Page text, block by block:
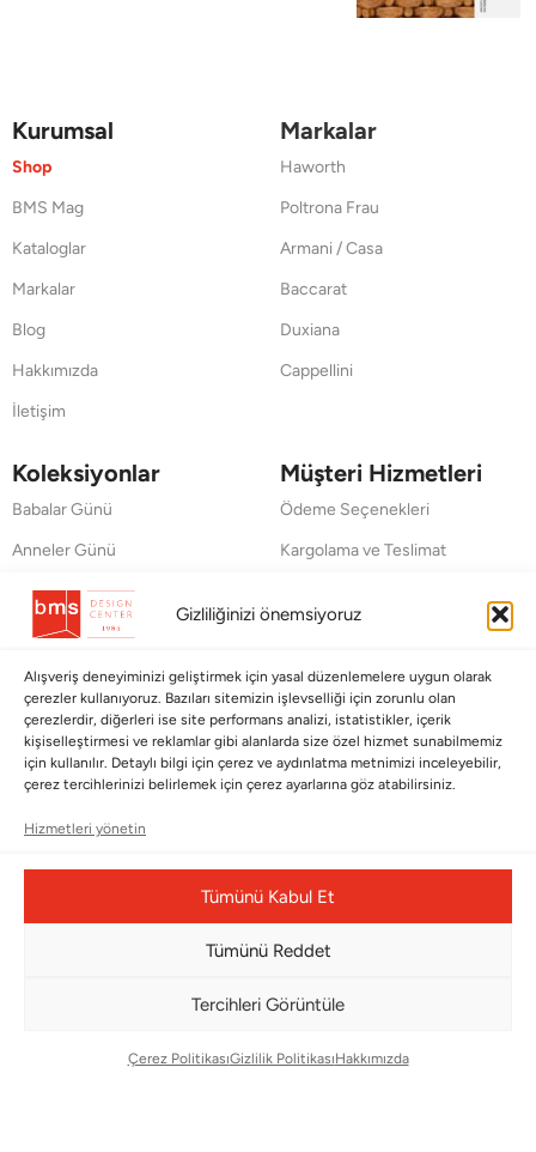
Gizliliğinizi önemsiyoruz
Alışveriş deneyiminizi geliştirmek için yasal düzenlemelere uygun olarak
çerezler kullanıyoruz. Bazıları sitemizin işlevselliği için zorunlu olan
çerezlerdir, diğerleri ise site performans analizi, istatistikler, içerik
kişiselleştirmesi ve reklamlar gibi alanlarda size özel hizmet sunabilmemiz
için kullanılır. Detaylı bilgi için çerez ve aydınlatma metnimizi inceleyebilir,
çerez tercihlerinizi belirlemek için çerez ayarlarına göz atabilirsiniz.
Hizmetleri yönetin
Tümünü Kabul Et
Tümünü Reddet
Tercihleri Görüntüle
Çerez PolitikasıGizlilik PolitikasıHakkımızda
Kurumsal
Shop
BMS Mag
Kataloglar
Markalar
Blog
Hakkımızda
İletişim
Markalar
Haworth
Poltrona Frau
Armani / Casa
Baccarat
Duxiana
Cappellini
Koleksiyonlar
Babalar Günü
Anneler Günü
Sevgililer Günü
Saraylardan Evinize
Wedding
Pet Collection
Yılbaşı
Yat
Müşteri Hizmetleri
Ödeme Seçenekleri
Kargolama ve Teslimat
İade Politikası
Kullanım Koşulları
KVKK
Mesafeli Satış Sözleşmesi
Ödeme Bildirimi
BÜLTENİMİZE ABONE OLUN
Kayıt olun ve fırsatlardan ilk siz yararlanın!
Bizi Takip Edin